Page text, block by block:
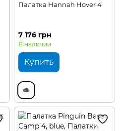
Палатка Hannah Hover 4
7 176 грн
В наличии
Купить